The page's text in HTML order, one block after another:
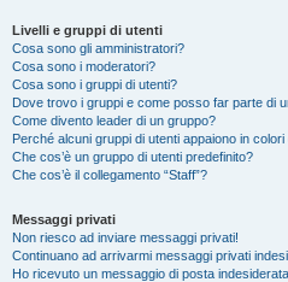
Livelli e gruppi di utenti
Cosa sono gli amministratori?
Cosa sono i moderatori?
Cosa sono i gruppi di utenti?
Dove trovo i gruppi e come posso far parte di
Come divento leader di un gruppo?
Perché alcuni gruppi di utenti appaiono in colori
Che cos’è un gruppo di utenti predefinito?
Che cos’è il collegamento “Staff”?
Messaggi privati
Non riesco ad inviare messaggi privati!
Continuano ad arrivarmi messaggi privati
Ho ricevuto un messaggio di posta